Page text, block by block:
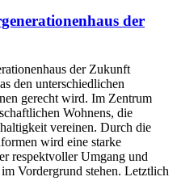
der
der Zukunft
den unterschiedlichen
gerecht wird. Im Zentrum
Wohnens, die
vereinen. Durch die
wird eine starke
respektvoller Umgang und
Vordergrund stehen. Letztlich